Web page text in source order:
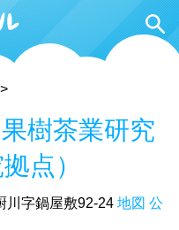
>
樹茶業研究
点）
川字鍋屋敷92-24 地図 公